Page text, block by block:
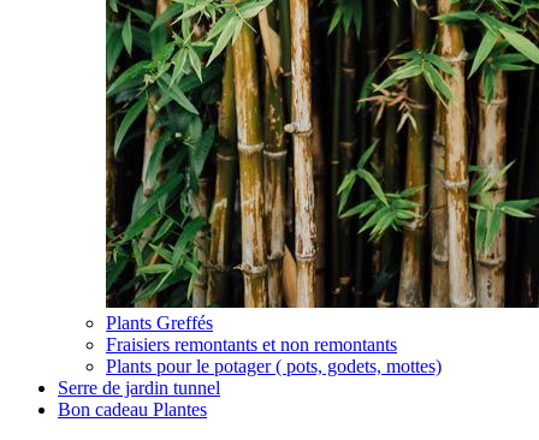
Plants Greffés
Fraisiers remontants et non remontants
Plants pour le potager ( pots, godets, mottes)
Serre de jardin tunnel
Bon cadeau Plantes